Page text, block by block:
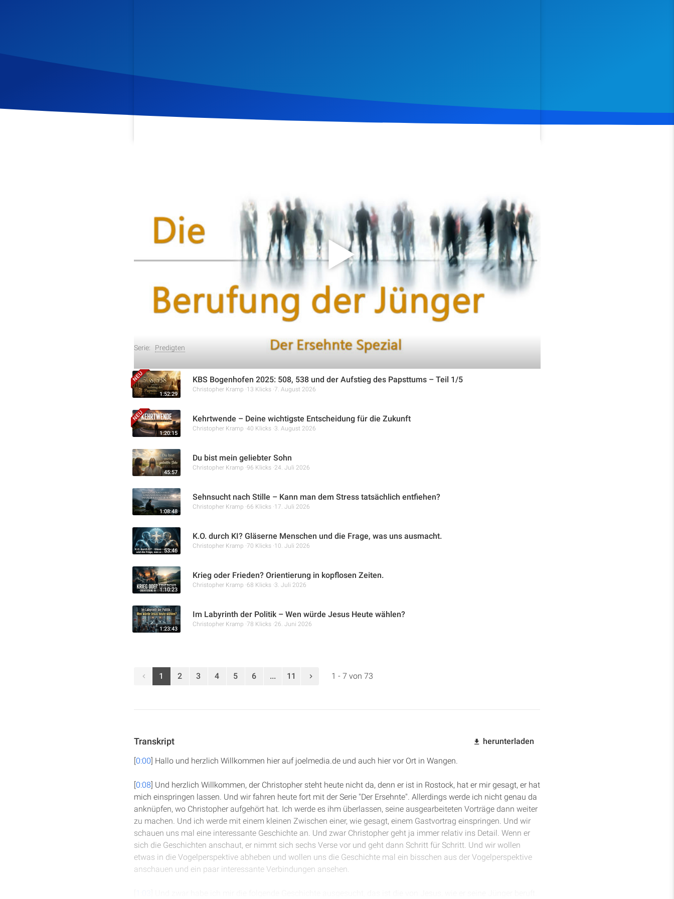
In dieser Predigt beleuchtet Lukas Hermann die Berufung der Jünger durch Jesus Christus. Anhand biblischer
Berichte aus Matthäus, Lukas und Johannes wird detailliert untersucht, wie Jesus seine ersten Nachfolger
ansprach und wie diese auf seinen Ruf reagierten. Die Predigt betont, dass die Berufung kein plötzliches Ereignis
war, sondern auf einer längeren Kennenlernphase und dem Aufbau von Vertrauen basierte. Es wird gezeigt, wie
Jesus die Menschen dort abholte, wo sie waren, und sie durch seine Methode des Mitgefühls und
Vertrauensgewinnung zur Nachfolge bewegte.
Serie: Predigten
1:52:29
KBS Bogenhofen 2025: 508, 538 und der Aufstieg des Papsttums – Teil 1/5
Christopher Kramp 13 Klicks 7. August 2026
1:20:15
Kehrtwende – Deine wichtigste Entscheidung für die Zukunft
Christopher Kramp 40 Klicks 3. August 2026
45:57
Du bist mein geliebter Sohn
Christopher Kramp 96 Klicks 24. Juli 2026
1:08:48
Sehnsucht nach Stille – Kann man dem Stress tatsächlich entfiehen?
Christopher Kramp 66 Klicks 17. Juli 2026
53:46
K.O. durch KI? Gläserne Menschen und die Frage, was uns ausmacht.
Christopher Kramp 70 Klicks 10. Juli 2026
1:10:23
Krieg oder Frieden? Orientierung in kopflosen Zeiten.
Christopher Kramp 68 Klicks 3. Juli 2026
1:23:43
Im Labyrinth der Politik – Wen würde Jesus Heute wählen?
Christopher Kramp 78 Klicks 26. Juni 2026
1 2 3 4 5 6 ... 11 1 - 7 von 73
Transkript herunterladen
[0:00] Hallo und herzlich Willkommen hier auf joelmedia.de und auch hier vor Ort in Wangen.
[0:08] Und herzlich Willkommen, der Christopher steht heute nicht da, denn er ist in Rostock, hat er mir gesagt, er hat
mich einspringen lassen. Und wir fahren heute fort mit der Serie "Der Ersehnte". Allerdings werde ich nicht genau da
anknüpfen, wo Christopher aufgehört hat. Ich werde es ihm überlassen, seine ausgearbeiteten Vorträge dann weiter
zu machen. Und ich werde mit einem kleinen Zwischen einer, wie gesagt, einem Gastvortrag einspringen. Und wir
schauen uns mal eine interessante Geschichte an. Und zwar Christopher geht ja immer relativ ins Detail. Wenn er
sich die Geschichten anschaut, er nimmt sich sechs Verse vor und geht dann Schritt für Schritt. Und wir wollen
etwas in die Vogelperspektive abheben und wollen uns die Geschichte mal ein bisschen aus der Vogelperspektive
anschauen und ein paar interessante Verbindungen ansehen.